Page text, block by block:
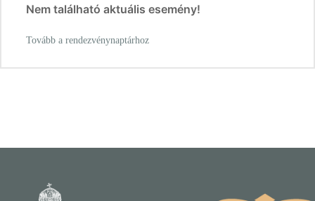
Nem található aktuális esemény!
Tovább a rendezvénynaptárhoz